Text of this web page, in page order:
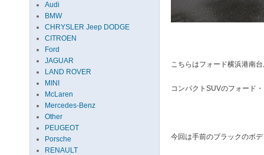
Audi
BMW
CHRYSLER Jeep DODGE
CITROEN
Ford
JAGUAR
LAND ROVER
MINI
McLaren
Mercedes-Benz
Other
PEUGEOT
Porsche
RENAULT
こちらはフォード横浜港南
コンパクトSUVのフォード
今回は手前のブラックのボ